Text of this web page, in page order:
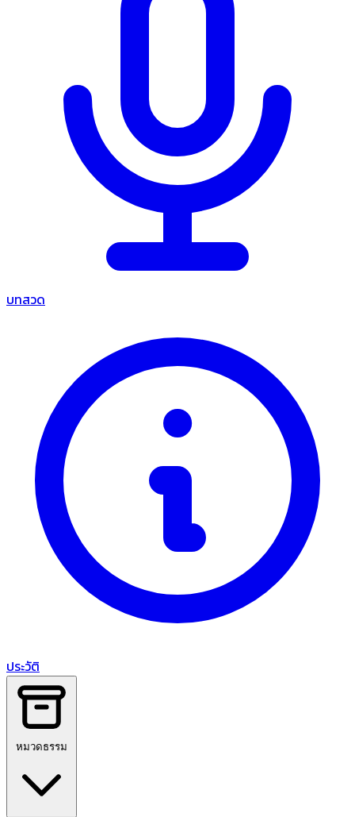
บทสวด
ประวัติ
หมวดธรรม